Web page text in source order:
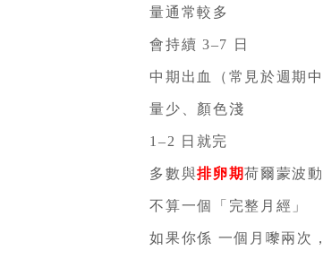
量通常較多
會持續 3–7 日
中期出血（常見於週期中
量少、顏色淺
1–2 日就完
多數與排卵期荷爾蒙波
不算一個「完整月經」
如果你係 一個月嚟兩次，